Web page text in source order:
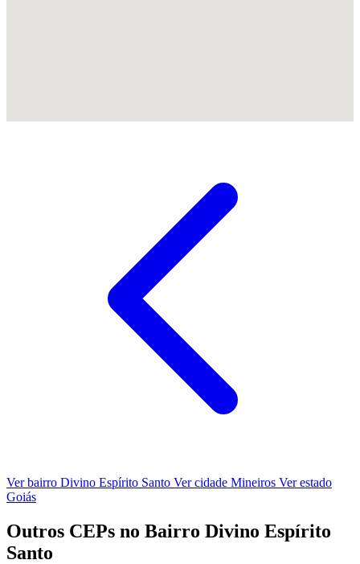
Ver bairro Divino Espírito Santo Ver cidade Mineiros Ver estado
Goiás
Outros CEPs no Bairro Divino Espírito
Santo